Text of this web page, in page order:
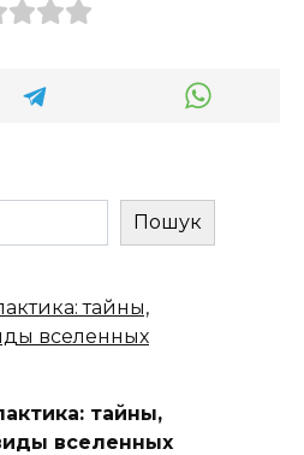
Пошук
тайны,
вселенных